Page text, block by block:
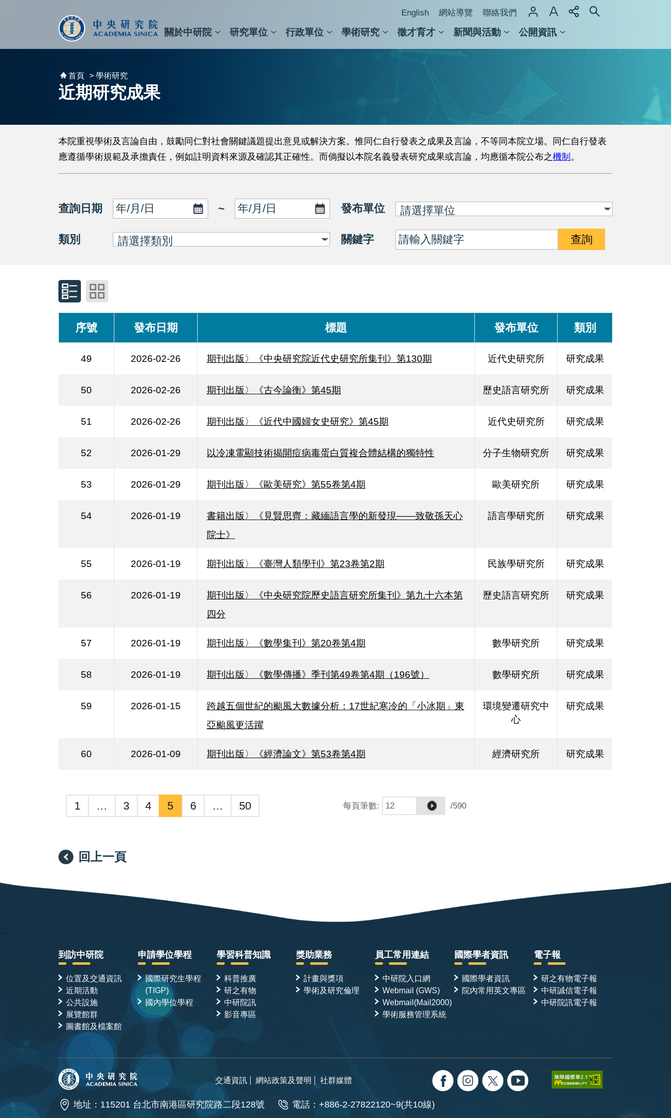
English 網站導覽 聯絡我們
關於中研院 研究單位 行政單位 學術研究 徵才育才 新聞與活動 公開資訊
首頁 > 學術研究
近期研究成果
本院重視學術及言論自由，鼓勵同仁對社會關鍵議題提出意見或解決方案。惟同仁自行發表之成果及言論，不等同本院立場。同仁自行發表
應遵循學術規範及承擔責任，例如註明資料來源及確認其正確性。而倘擬以本院名義發表研究成果或言論，均應循本院公布之機制 。
查詢日期 ~ 發布單位
類別 關鍵字 查詢
序號 發布日期 標題 發布單位 類別
49 2026-02-26 期刊出版〉《中央研究院近代史研究所集刊》第130期 近代史研究所 研究成果
50 2026-02-26 期刊出版〉《古今論衡》第45期 歷史語言研究所 研究成果
51 2026-02-26 期刊出版〉《近代中國婦女史研究》第45期 近代史研究所 研究成果
52 2026-01-29 以冷凍電顯技術揭開痘病毒蛋白質複合體結構的獨特性 分子生物研究所 研究成果
53 2026-01-29 期刊出版〉《歐美研究》第55卷第4期 歐美研究所 研究成果
54 2026-01-19
書籍出版〉《見賢思齊：藏緬語言學的新發現——致敬孫天心
院士》
語言學研究所 研究成果
55 2026-01-19 期刊出版〉《臺灣人類學刊》第23卷第2期 民族學研究所 研究成果
56 2026-01-19
期刊出版〉《中央研究院歷史語言研究所集刊》第九十六本第
四分
歷史語言研究所 研究成果
57 2026-01-19 期刊出版〉《數學集刊》第20卷第4期 數學研究所 研究成果
58 2026-01-19 期刊出版〉《數學傳播》季刊第49卷第4期（196號） 數學研究所 研究成果
59 2026-01-15
跨越五個世紀的颱風大數據分析：17世紀寒冷的「小冰期」東
亞颱風更活躍
環境變遷研究中
心
研究成果
60 2026-01-09 期刊出版〉《經濟論文》第53卷第4期 經濟研究所 研究成果
1 … 3 4 5 6 … 50 每頁筆數: /590
回上一頁
:::
到訪中研院
位置及交通資訊
近期活動
公共設施
展覽館群
圖書館及檔案館
申請學位學程
國際研究生學程
(TIGP)
國內學位學程
學習科普知識
科普推廣
研之有物
中研院訊
影音專區
獎助業務
計畫與獎項
學術及研究倫理
員工常用連結
中研院入口網
Webmail (GWS)
Webmail(Mail2000)
學術服務管理系統
國際學者資訊
國際學者資訊
院內常用英文專區
電子報
研之有物電子報
中研誠信電子報
中研院訊電子報
交通資訊 網站政策及聲明 社群媒體
地址：115201 台北市南港區研究院路二段128號
電話：+886-2-27822120~9(共10線)